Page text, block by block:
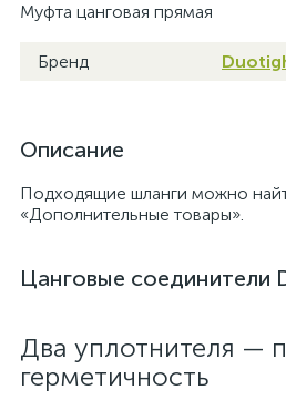
Муфта цанговая прямая
Бренд
Описание
Подходящие шланги можно
«Дополнительные товары».
Цанговые соединители
Два уплотнителя —
герметичность